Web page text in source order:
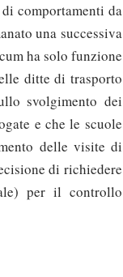
comportamenti da
una successiva
ha solo funzione
ditte di trasporto
svolgimento dei
e che le scuole
delle visite di
di richiedere
per il controllo